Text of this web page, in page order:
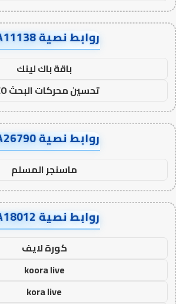
روابط نصية AA11138
باقة باك لينك
تحسين محركات البحث SEO
روابط نصية AA26790
ماسنجر المسلم
روابط نصية AA18012
كورة لايف
koora live
kora live